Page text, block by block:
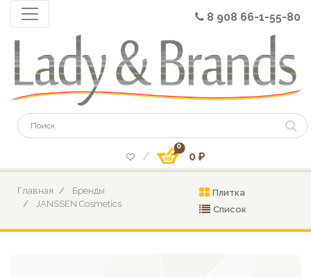
8 908 66-1-55-80
0
0 ₽
Главная
Бренды
JANSSEN Cosmetics
Плитка
Список